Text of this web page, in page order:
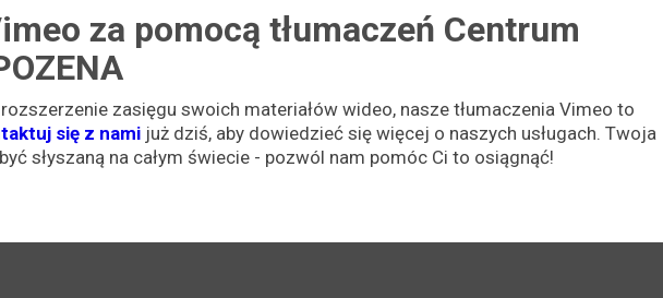
za pomocą tłumaczeń Centrum
zasięgu swoich materiałów wideo, nasze tłumaczenia Vimeo to
się z nami już dziś, aby dowiedzieć się więcej o naszych usługach. Twoja
słyszaną na całym świecie - pozwól nam pomóc Ci to osiągnąć!